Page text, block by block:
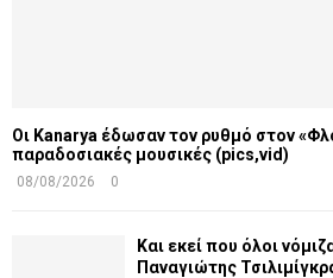
Οι Kanarya έδωσαν τον ρυθμό στον
παραδοσιακές μουσικές (pics,vid)
08/08/2026 0
Και εκεί που όλοι
Παναγιώτης